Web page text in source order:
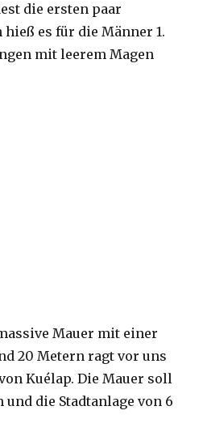
die ersten paar
es für die Männer 1.
mit leerem Magen
Mauer mit einer
20 Metern ragt vor uns
Kuélap. Die Mauer soll
und die Stadtanlage von 6